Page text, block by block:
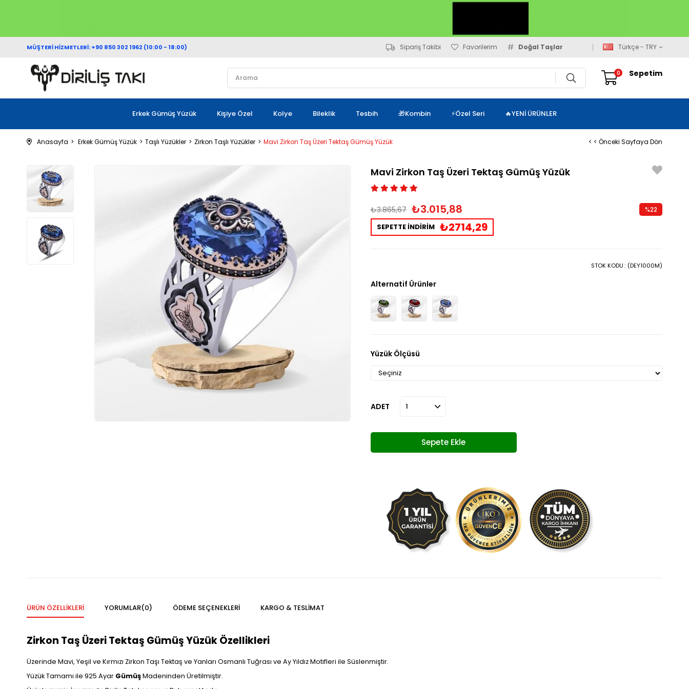
MÜŞTERİ HİZMETLERİ: +90 850 302 1962 (10:00 - 18:00) Sipariş Takibi Favorilerim Doğal Taşlar Türkçe - TRY
Sepetim
0
Erkek Gümüş Yüzük Kişiye Özel Kolye Bileklik Tesbih 🎁Kombin ⚡Özel Seri 🔥YENİ ÜRÜNLER
Anasayfa Erkek Gümüş Yüzük Taşlı Yüzükler Zirkon Taşlı Yüzükler Mavi Zirkon Taş Üzeri Tektaş Gümüş Yüzük < < Önceki Sayfaya Dön
Mavi Zirkon Taş Üzeri Tektaş Gümüş Yüzük
₺3.865,67 ₺3.015,88
SEPETTE İNDİRİM ₺2714,29
%22
STOK KODU (DEY1000M)
Alternatif Ürünler
Yüzük Ölçüsü
ADET
ÜRÜN ÖZELLIKLERI YORUMLAR(0) ÖDEME SEÇENEKLERI KARGO & TESLIMAT
Zirkon Taş Üzeri Tektaş Gümüş Yüzük Özellikleri
Üzerinde Mavi, Yeşil ve Kırmızı Zirkon Taşı Tektaş ve Yanları Osmanlı Tuğrası ve Ay Yıldız Motifleri ile Süslenmiştir.
Yüzük Tamamı ile 925 Ayar GümüşMadeninden Üretilmiştir.